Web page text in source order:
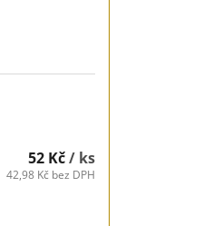
52 Kč/ ks
42,98 Kč bez DPH